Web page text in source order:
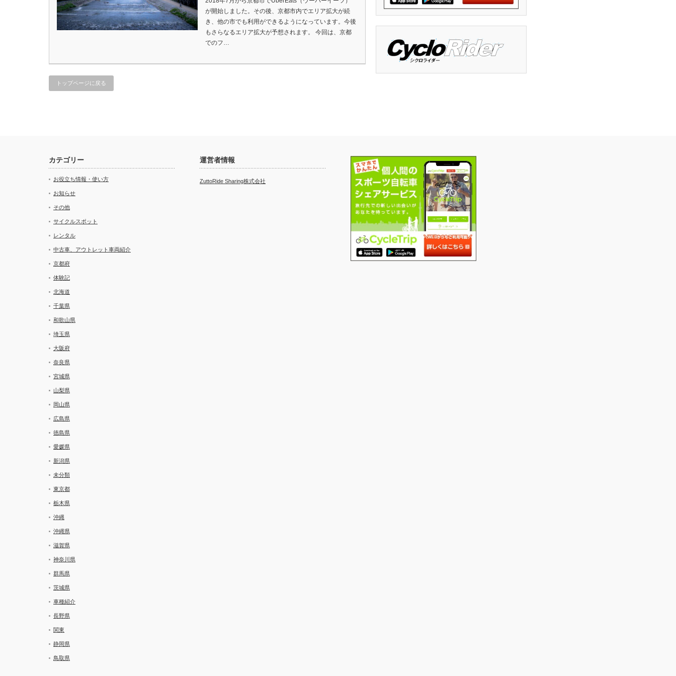
が開始しました。その後、京都市内でエリア拡大が続
き、他の市でも利用ができるようになっています。今後
もさらなるエリア拡大が予想されます。 今回は、京都
でのフ…
トップページに戻る
カテゴリー
お役立ち情報・使い方
お知らせ
その他
サイクルスポット
レンタル
中古車、アウトレット車両紹介
京都府
体験記
北海道
千葉県
和歌山県
埼玉県
大阪府
奈良県
宮城県
山梨県
岡山県
広島県
徳島県
愛媛県
新潟県
未分類
東京都
栃木県
沖縄
沖縄県
滋賀県
神奈川県
群馬県
茨城県
車種紹介
長野県
関東
静岡県
鳥取県
運営者情報
ZuttoRide Sharing株式会社